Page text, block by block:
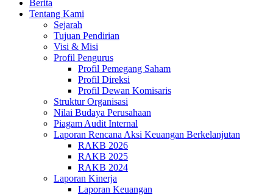
Berita
Tentang Kami
Sejarah
Tujuan Pendirian
Visi & Misi
Profil Pengurus
Profil Pemegang Saham
Profil Direksi
Profil Dewan Komisaris
Struktur Organisasi
Nilai Budaya Perusahaan
Piagam Audit Internal
Laporan Rencana Aksi Keuangan Berkelanjutan
RAKB 2026
RAKB 2025
RAKB 2024
Laporan Kinerja
Laporan Keuangan